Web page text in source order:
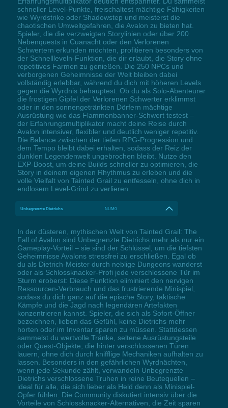
schneller Level-Punkte, freischaltest mächtige Fähigkeiten
wie Wyrdstrike oder Shadowstep und meisterst die
chaotischen Umweltgefahren, die Avalon zu bieten hat.
Spieler, die die verzweigten Storylinien oder über 200
Nebenquests in Cuanacht oder den Verlorenen
Schwertern erkunden möchten, profitieren besonders von
der Schnellleveln-Funktion, die dir erlaubt, die Story ohne
repetitives Farmen zu genießen. Die 250 NPCs und
verborgenen Geheimnisse der Welt bleiben dabei
vollständig erlebbar, während du dich mit höheren Levels
gegen die Wyrdnis behauptest. Ob du als Solo-Abenteurer
die frostigen Gipfel der Verlorenen Schwerter erklimmst
oder in den sonnengetränkten Dörfern mächtige
Ausrüstung wie das Flammenbanner-Schwert testest –
der Erfahrungsmultiplikator macht deine Reise durch
Avalon intensiver, flexibler und deutlich weniger repetitiv.
Die Balance zwischen der tiefen RPG-Progression und
dem Tempo bleibt dabei erhalten, sodass der Reiz der
dunklen Legendenwelt ungebrochen bleibt. Nutze den
EXP-Boost, um deine Builds schneller zu optimieren, die
Story in deinem eigenen Rhythmus zu erleben und die
volle Vielfalt von Tainted Grail zu entfesseln, ohne dich in
endlosem Level-Grind zu verlieren.
Unbegrenzte Dietrichs NUM0
In der düsteren, mythischen Welt von Tainted Grail: The
Fall of Avalon sind Unbegrenzte Dietrichs mehr als nur ein
Gameplay-Vorteil – sie sind der Schlüssel, um die tiefsten
Geheimnisse Avalons stressfrei zu erschließen. Egal ob
du als Dietrich-Meister durch neblige Dungeons wanderst
oder als Schlossknacker-Profi jede verschlossene Tür im
Sturm eroberst: Diese Funktion eliminiert den nervigen
Ressourcen-Verbrauch und das frustrierende Minispiel,
sodass du dich ganz auf die epische Story, taktische
Kämpfe und die Jagd nach legendären Artefakten
konzentrieren kannst. Spieler, die sich als Sofort-Öffner
bezeichnen, lieben das Gefühl, keine Dietrichs mehr
horten oder im Inventar sparen zu müssen. Stattdessen
sammelst du wertvolle Tränke, seltene Ausrüstungsteile
oder Quest-Objekte, die hinter verschlossenen Türen
lauern, ohne dich durch knifflige Mechaniken aufhalten zu
lassen. Besonders in den gefährlichen Wyrdnächten,
wenn jede Sekunde zählt, verwandeln Unbegrenzte
Dietrichs verschlossene Truhen in reine Beutequellen –
ideal für alle, die sich lieber als Held denn als Minispiel-
Opfer fühlen. Die Community diskutiert intensiv über die
Vorteile von Schlossknacker-Alternativen, die Zeit sparen